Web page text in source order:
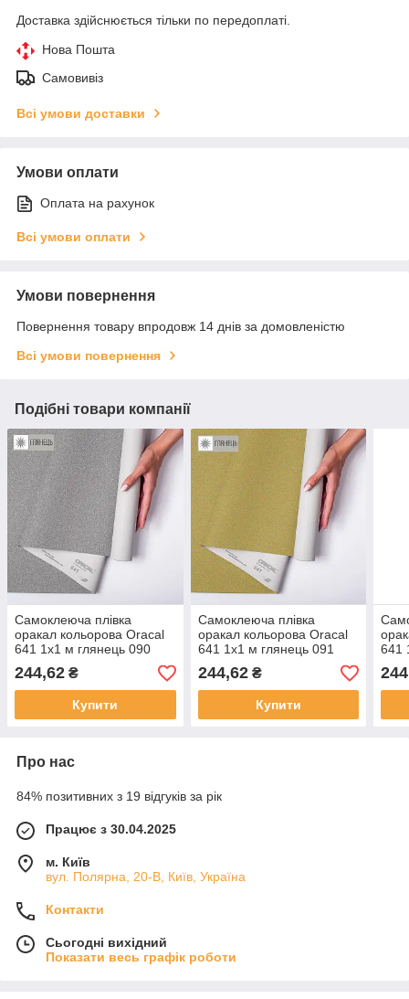
Доставка здійснюється тільки по передоплаті.
Нова Пошта
Самовивіз
Всі умови доставки
Умови оплати
Оплата на рахунок
Всі умови оплати
Умови повернення
Повернення товару впродовж 14 днів за домовленістю
Всі умови повернення
Подібні товари компанії
Самоклеюча плівка
оракал кольорова Oracal
641 1x1 м глянець 090
срібло
244,62 ₴
Купити
Самоклеюча плівка
оракал кольорова Oracal
641 1x1 м глянець 091
золото
244,62₴
Купити
641
Про нас
84% позитивних з 19 відгуків за рік
Працює з 30.04.2025
м. Київ
вул. Полярна, 20-В, Київ, Україна
Контакти
Сьогодні вихідний
Показати весь графік роботи